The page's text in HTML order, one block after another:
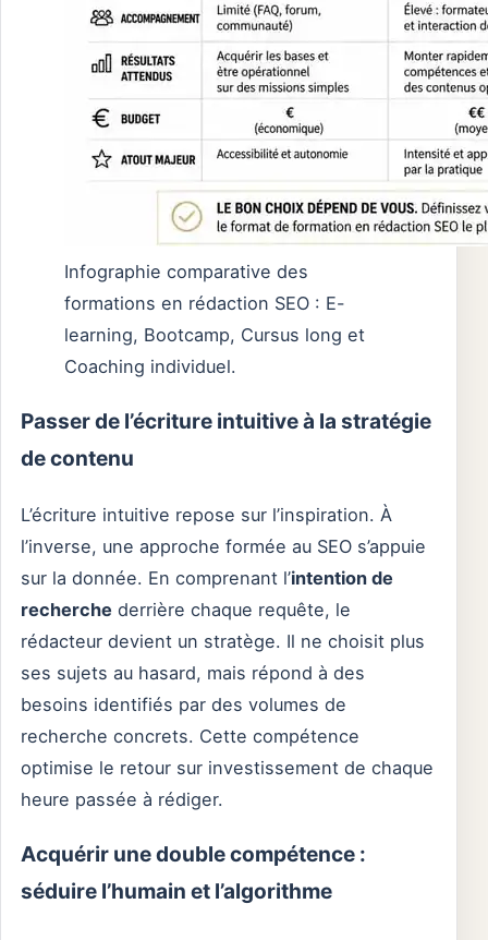
Infographie comparative des
formations en rédaction SEO : E-
learning, Bootcamp, Cursus long et
Coaching individuel.
Passer de l’écriture intuitive à la stratégie
de contenu
L’écriture intuitive repose sur l’inspiration. À
l’inverse, une approche formée au SEO s’appuie
sur la donnée. En comprenant l’intention de
recherche derrière chaque requête, le
rédacteur devient un stratège. Il ne choisit plus
ses sujets au hasard, mais répond à des
besoins identifiés par des volumes de
recherche concrets. Cette compétence
optimise le retour sur investissement de chaque
heure passée à rédiger.
Acquérir une double compétence :
séduire l’humain et l’algorithme